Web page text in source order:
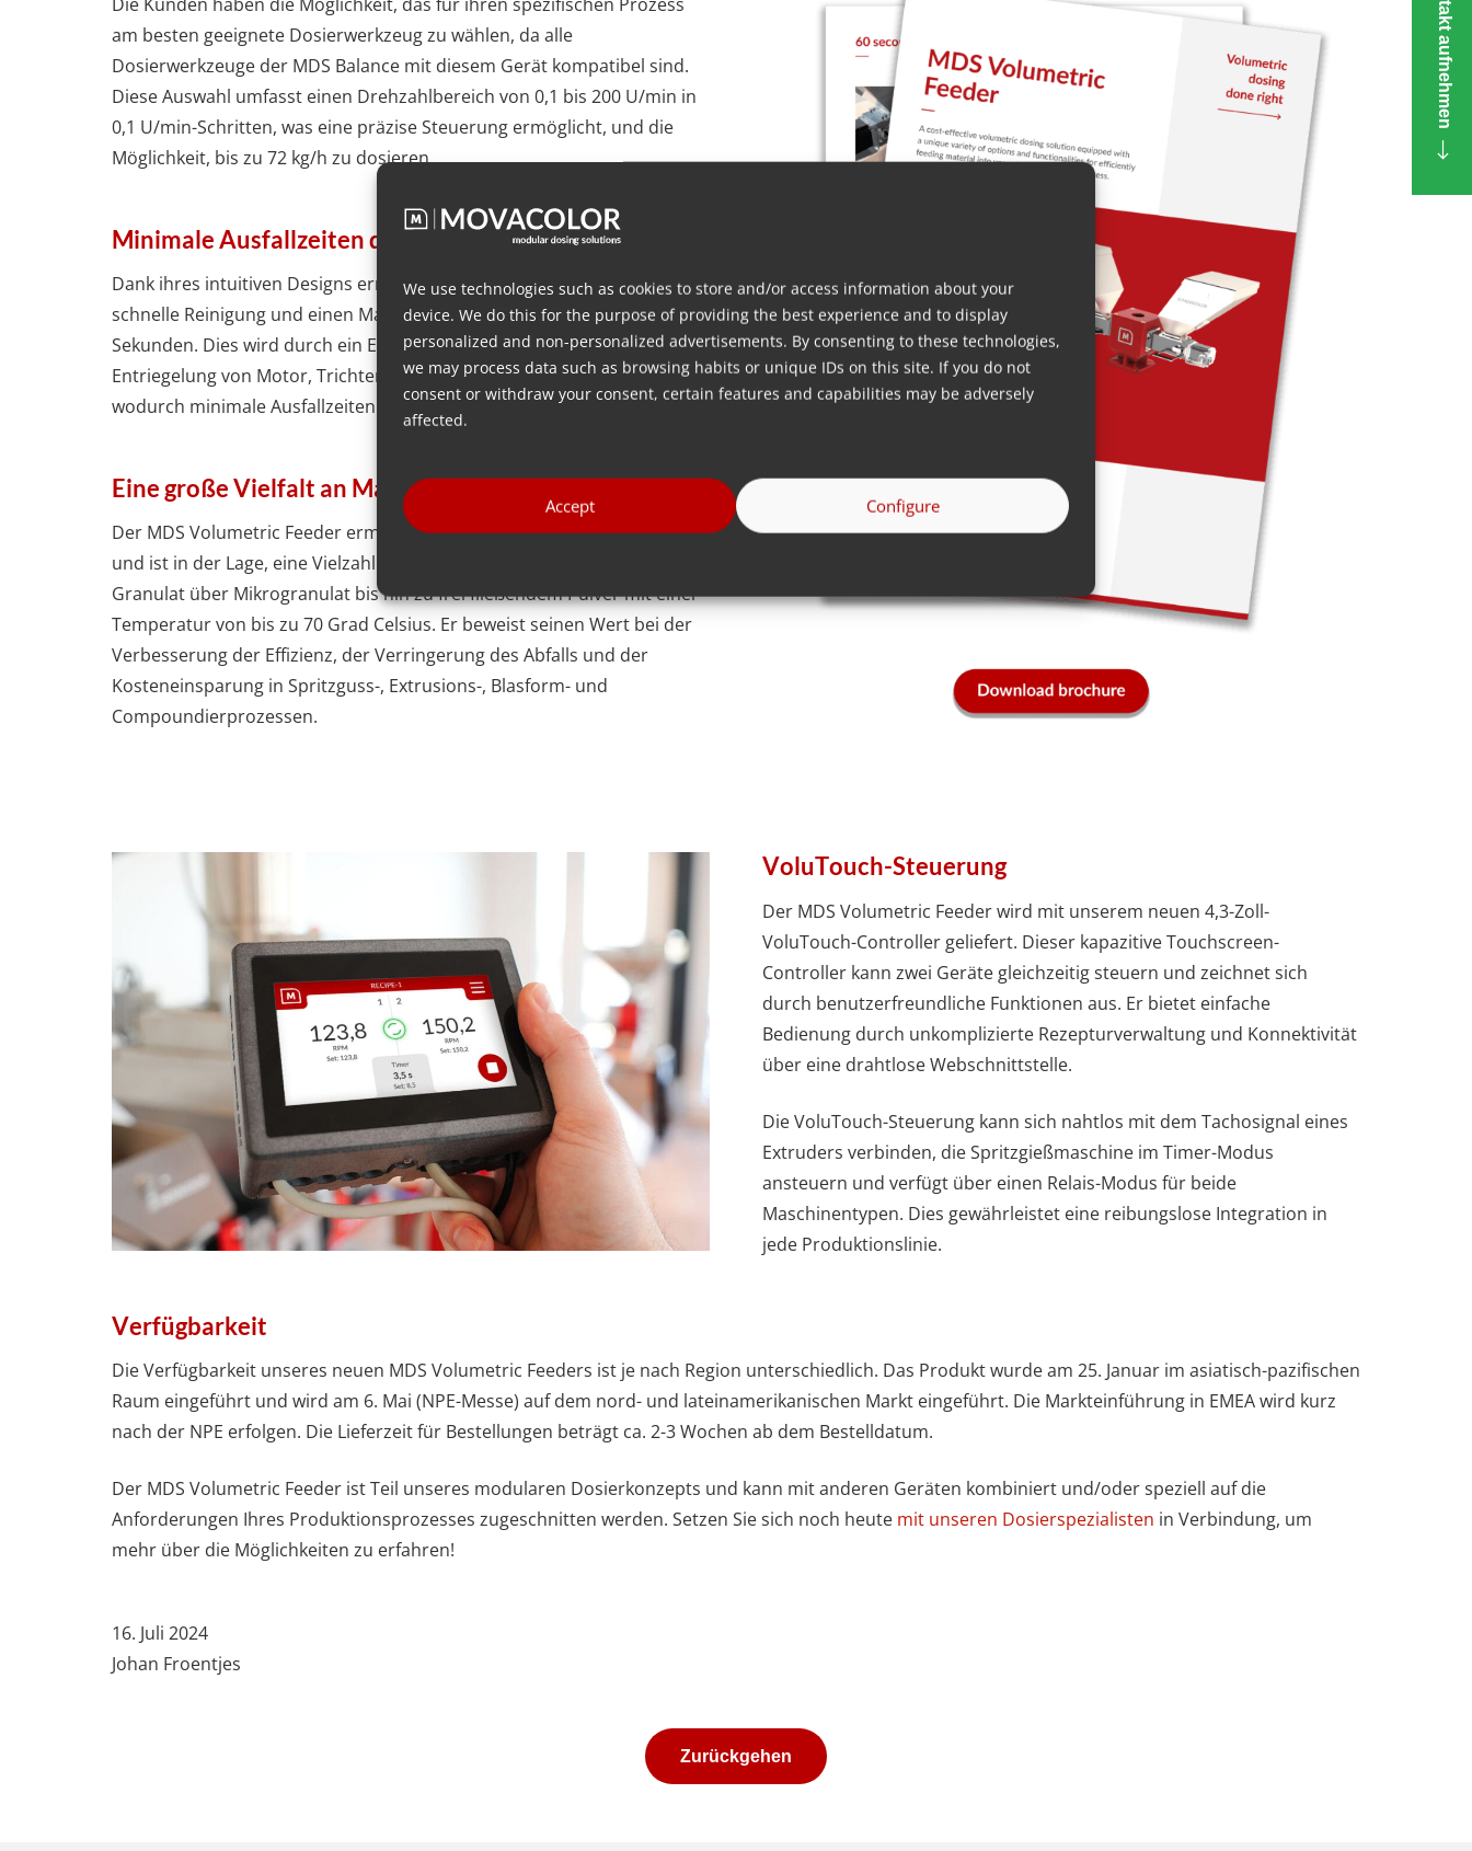
We use technologies such as cookies to store and/or access information about your
device. We do this for the purpose of providing the best experience and to display
personalized and non-personalized advertisements. By consenting to these technologies,
we may process data such as browsing habits or unique IDs on this site. If you do not
consent or withdraw your consent, certain features and capabilities may be adversely
affected.
Accept Configure
am besten geeignete Dosierwerkzeug zu wählen, da alle
Dosierwerkzeuge der MDS Balance mit diesem Gerät kompatibel sind.
Diese Auswahl umfasst einen Drehzahlbereich von 0,1 bis 200 U/min in
0,1 U/min-Schritten, was eine präzise Steuerung ermöglicht, und die
Möglichkeit, bis zu 72 kg/h zu dosieren.
Minimale Ausfallzeiten durch intuitives Design
Dank ihres intuitiven Designs ermöglicht diese Dosierlösung eine
schnelle Reinigung und einen Materialwechsel innerhalb von 60
Sekunden. Dies wird durch ein Entleerungsventil und die mühelose
Entriegelung von Motor, Trichter und Dosierwerkzeugen erleichtert,
wodurch minimale Ausfallzeiten gewährleistet werden.
Eine große Vielfalt an Materialien
Der MDS Volumetric Feeder ermöglicht eine problemlose Dosierung
und ist in der Lage, eine Vielzahl von Materialien zu verarbeiten, von
Granulat über Mikrogranulat bis hin zu frei fließendem Pulver mit einer
Temperatur von bis zu 70 Grad Celsius. Er beweist seinen Wert bei der
Verbesserung der Effizienz, der Verringerung des Abfalls und der
Kosteneinsparung in Spritzguss-, Extrusions-, Blasform- und
Compoundierprozessen.
VoluTouch-Steuerung
Der MDS Volumetric Feeder wird mit unserem neuen 4,3-Zoll-
VoluTouch-Controller geliefert. Dieser kapazitive Touchscreen-
Controller kann zwei Geräte gleichzeitig steuern und zeichnet sich
durch benutzerfreundliche Funktionen aus. Er bietet einfache
Bedienung durch unkomplizierte Rezepturverwaltung und Konnektivität
über eine drahtlose Webschnittstelle.
Die VoluTouch-Steuerung kann sich nahtlos mit dem Tachosignal eines
Extruders verbinden, die Spritzgießmaschine im Timer-Modus
ansteuern und verfügt über einen Relais-Modus für beide
Maschinentypen. Dies gewährleistet eine reibungslose Integration in
jede Produktionslinie.
Verfügbarkeit
Die Verfügbarkeit unseres neuen MDS Volumetric Feeders ist je nach Region unterschiedlich. Das Produkt wurde am 25. Januar im asiatisch-pazifischen
Raum eingeführt und wird am 6. Mai (NPE-Messe) auf dem nord- und lateinamerikanischen Markt eingeführt. Die Markteinführung in EMEA wird kurz
nach der NPE erfolgen. Die Lieferzeit für Bestellungen beträgt ca. 2-3 Wochen ab dem Bestelldatum.
Der MDS Volumetric Feeder ist Teil unseres modularen Dosierkonzepts und kann mit anderen Geräten kombiniert und/oder speziell auf die
Anforderungen Ihres Produktionsprozesses zugeschnitten werden. Setzen Sie sich noch heute mit unseren Dosierspezialisten in Verbindung, um
mehr über die Möglichkeiten zu erfahren!
16. Juli 2024
Johan Froentjes
Zurückgehen
Kontakt aufnehmen